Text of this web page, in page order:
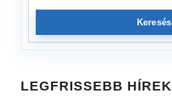
Keresés
LEGFRISSEBB HÍREK